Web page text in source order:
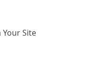
Your Site